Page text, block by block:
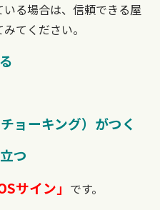
る場合は、信頼できる屋
てください。
ョーキング）がつく
つ
サイン」 です。